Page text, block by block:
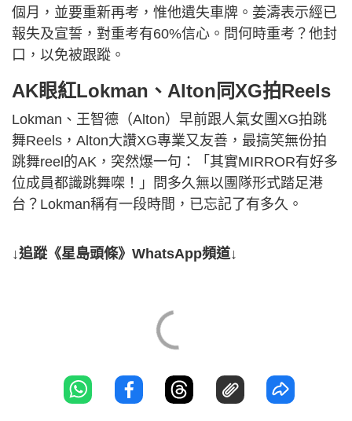
個月，並要重新再考，惟他遺失車牌。姜濤表示經已
報失及宣誓，對重考有60%信心。問何時重考？他封
口，以免被跟蹤。
AK眼紅Lokman、Alton同XG拍Reels
Lokman、王智德（Alton）早前跟人氣女團XG拍跳
舞Reels，Alton大讚XG專業又友善，最搞笑無份拍
跳舞reel的AK，突然爆一句：「其實MIRROR有好多
位成員都識跳舞㗎！」問多久無以團隊形式踏足港
台？Lokman稱有一段時間，已忘記了有多久。
↓追蹤《星島頭條》WhatsApp頻道↓